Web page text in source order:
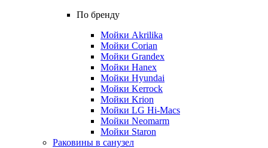
По бренду
Мойки Akrilika
Мойки Corian
Мойки Grandex
Мойки Hanex
Мойки Hyundai
Мойки Kerrock
Мойки Krion
Мойки LG Hi-Macs
Мойки Neomarm
Мойки Staron
Раковины в санузел